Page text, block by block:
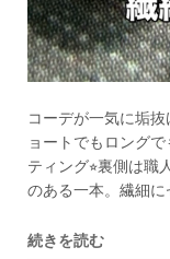
コーデが一気に垢
ョートでもロング
ティング⭐︎裏側は職
のある一本。繊細に
続きを読む